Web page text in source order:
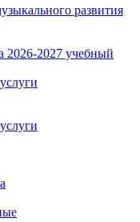
развития
2026-2027 учебный